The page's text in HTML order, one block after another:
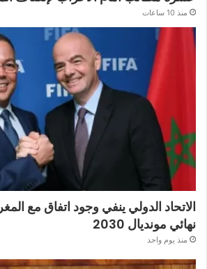
منذ 10 ساعات
الاتحاد الدولي ينفي وجود اتفاق مع
نهائي مونديال 2030
منذ يوم واحد